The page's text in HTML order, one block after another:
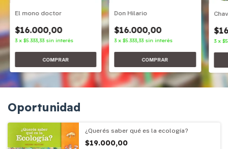
El mono doctor
$16.000,00
3 x $5.333,33 sin interés
Don Hilario
$16.000,00
3 x$5.333,33 sin interés 3 x
Oportunidad
¿Querés saber qué es la ecología?
$19.000,00